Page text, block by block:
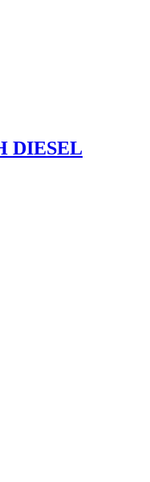
DIESEL